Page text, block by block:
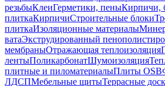
резьбыКлеиГерметики, пеныКирпичи,
плиткаКирпичиСтроительные блоки
плиткаИзоляционные материалы
ватаЭкструдированный
мембраныОтражающая теплоизоляция
лентыПоликарбонатШумоизоляция
плитные и пиломатериалыПлиты OSB
ЛДСПМебельные щитыТеррасные